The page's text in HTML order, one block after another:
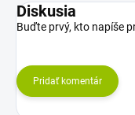
Diskusia
Buďte prvý, kto napíše
Pridať komentár